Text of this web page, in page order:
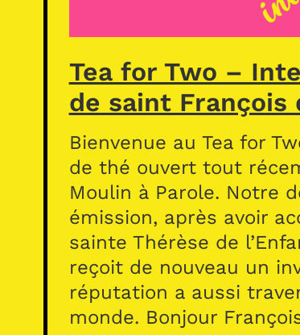
Tea for Two –
de saint François
Bienvenue au Tea for
de thé ouvert tout
Moulin à Parole. Notre
émission, après avoir
sainte Thérèse de
reçoit de nouveau un
réputation a aussi
monde. Bonjour